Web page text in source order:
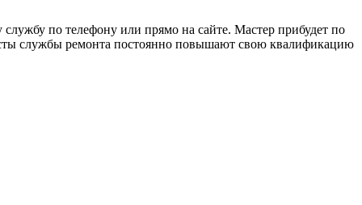
по телефону или прямо на сайте. Мастер прибудет по
службы ремонта постоянно повышают свою квалификацию